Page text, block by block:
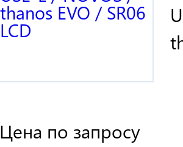
Цена по запросу